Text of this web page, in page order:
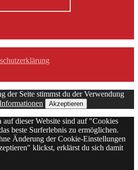
der Seite stimmst du der Verwendung
Akzeptieren
dieser Website sind auf "Cookies
beste Surferlebnis zu ermöglichen.
Änderung der Cookie-Einstellungen
klickst, erklärst du sich damit